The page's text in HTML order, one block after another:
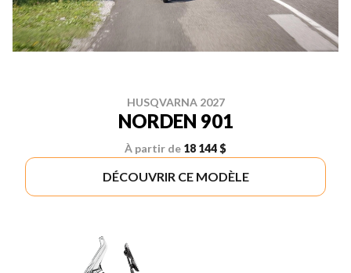
HUSQVARNA 2027
NORDEN 901
À partir de 18 144 $
DÉCOUVRIR CE MODÈLE